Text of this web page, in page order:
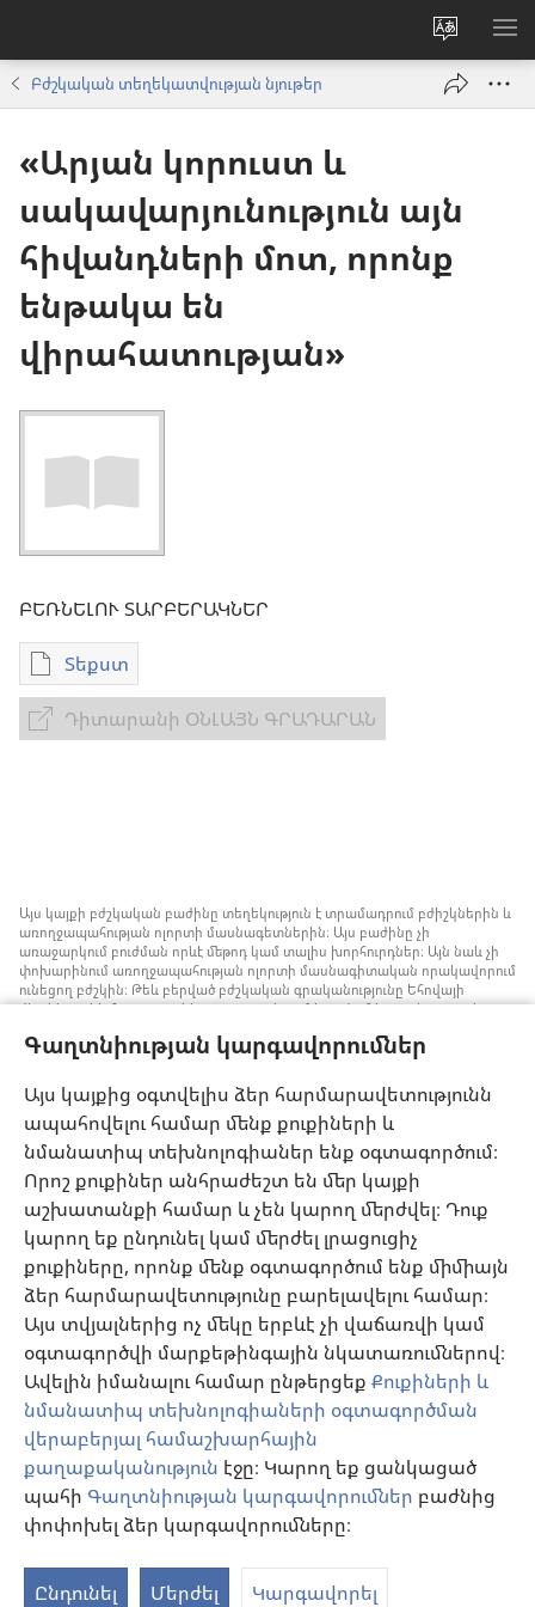
Գաղտնիության կարգավորումներ
Այս կայքից օգտվելիս ձեր հարմարավետությունն
ապահովելու համար մենք քուքիների և
նմանատիպ տեխնոլոգիաներ ենք օգտագործում։
Որոշ քուքիներ անհրաժեշտ են մեր կայքի
աշխատանքի համար և չեն կարող մերժվել։ Դուք
կարող եք ընդունել կամ մերժել լրացուցիչ
քուքիները, որոնք մենք օգտագործում ենք միմիայն
ձեր հարմարավետությունը բարելավելու համար։
Այս տվյալներից ոչ մեկը երբևէ չի վաճառվի կամ
օգտագործվի մարքեթինգային նկատառումներով։
Ավելին իմանալու համար ընթերցեք Քուքիների և
նմանատիպ տեխնոլոգիաների օգտագործման
վերաբերյալ համաշխարհային
քաղաքականություն էջը։ Կարող եք ցանկացած
պահի Գաղտնիության կարգավորումներ բաժնից
փոփոխել ձեր կարգավորումները։
Ընդունել Մերժել Կարգավորել
Փոխել
կայքի
լեզուն
Բժշկական տեղեկատվության նյութեր
«Արյան կորուստ և
սակավարյունություն այն
հիվանդների մոտ, որոնք
ենթակա են
վիրահատության»
ԲԵՌՆԵԼՈՒ ՏԱՐԲԵՐԱԿՆԵՐ
Տեքստ
Թվային
հրատարակությունները
բեռնելու
այն
հիվանդների
մոտ,
որոնք
են
Դիտարանի ՕՆԼԱՅՆ ԳՐԱԴԱՐԱՆ
Դիտարանի
Այս կայքի բժշկական բաժինը տեղեկություն է տրամադրում բժիշկներին և
առողջապահության ոլորտի մասնագետներին։ Այս բաժինը չի
առաջարկում բուժման որևէ մեթոդ կամ տալիս խորհուրդներ։ Այն նաև չի
փոխարինում առողջապահության ոլորտի մասնագիտական որակավորում
ունեցող բժշկին։ Թեև բերված բժշկական գրականությունը Եհովայի
վկաները չեն հրատարակել, բայց դրանցում խոսվում է առանց արյան
Յուրաքանչյուր մասնագետի պատասխանատվություն է իրազեկ լինել
քննարկել բուժման մեթոդները և օգնել նրանց որոշում կայացնելու՝ հաշվի
առնելով հիվանդի առողջական վիճակը, ցանկությունը, արժեքներն ու
հավատալիքները։ Թվարկված ոչ բոլոր ստրատեգիաներն են ընդունելի և
հասանելի բոլոր պացիենտների համար։
Պացիենտներ: Ձեր առողջական վիճակի կամ բուժման վերաբերյալ
խորհուրդներ հարցրեք ձեզ բուժող բժշկից կամ համապատասխան
որակավորում ունեցող այլ մասնագետից։ Դիմեք բժշկի, եթե կասկածում
եք, որ որևէ հիվանդություն ունեք։
Օգտվելու կարգը սահմանված է կայքից օգտվելու պայմաններով։
Արտաքին տեսքի կարգավորումներ
Copyright © 2026 Watch Tower Bible and Tract Society of Pennsylvania.
ՕԳՏԱԳՈՐԾՄԱՆ ՊԱՅՄԱՆՆԵՐ |
ՔԱՂԱՔԱԿԱՆՈՒԹՅՈՒՆ | ԳԱՂՏՆԻՈՒԹՅԱՆ ԿԱՐԳԱՎՈՐՈՒՄՆԵՐ